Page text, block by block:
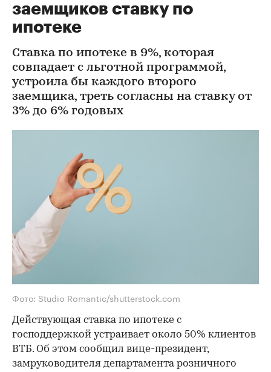
заемщиков ставку по
ипотеке
Ставка по ипотеке в 9%, которая
совпадает с льготной программой,
устроила бы каждого второго
заемщика, треть согласны на ставку от
3% до 6% годовых
Фото: Studio Romantic/shutterstock.com
Действующая ставка по ипотеке с
господдержкой устраивает около 50% клиентов
ВТБ. Об этом сообщил вице-президент,
замруководителя департамента розничного